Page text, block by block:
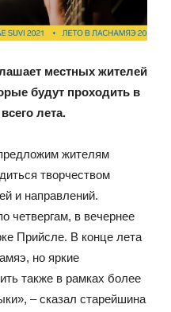
местных жителей
будут проходить в
лета.
жителям
творчеством
и направлений.
четвергам, в вечернее
Прийсле. В конце лета
но яркие
также в рамках более
– сказал старейшина